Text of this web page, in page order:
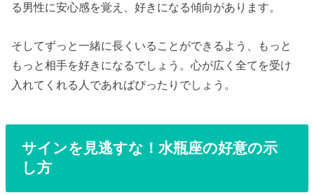
る男性に安心感を覚え、好きになる傾向があります。
そしてずっと一緒に長くいることができるよう、もっと
もっと相手を好きになるでしょう。心が広く全てを受け
入れてくれる人であればぴったりでしょう。
サインを見逃すな！水瓶座の好意の示
し方